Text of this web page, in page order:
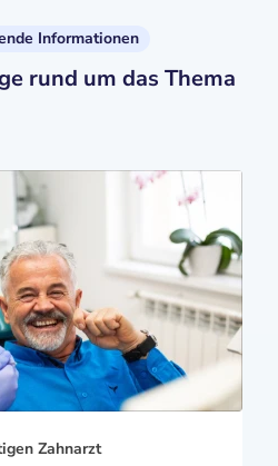
Informationen
rund um das Thema
Zahnarzt